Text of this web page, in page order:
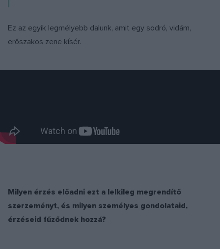
Ez az egyik legmélyebb dalunk, amit egy sodró, vidám,
erőszakos zene kísér.
Milyen érzés előadni ezt a lelkileg megrendítő
szerzeményt, és milyen személyes gondolataid,
érzéseid fűződnek hozzá?